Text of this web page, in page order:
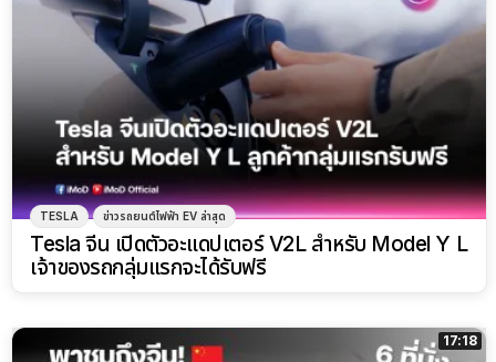
TESLA ข่าวรถยนต์ไฟฟ้า EV ล่าสุด
Tesla จีน เปิดตัวอะแดปเตอร์ V2L สำหรับ Model Y L
เจ้าของรถกลุ่มแรกจะได้รับฟรี
17:18